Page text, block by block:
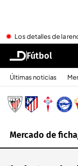
Los detalles de la
Fútbol
Últimas noticias
Mercado de